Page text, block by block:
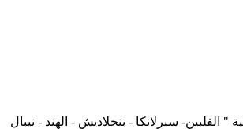
" الفلبين- سيرلانكا - بنجلاديش - الهند - نيبال